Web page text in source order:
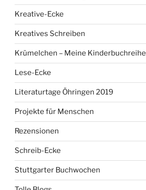
Kreative-Ecke
Kreatives Schreiben
Krümelchen – Meine Kinderbuchreihe
Lese-Ecke
Literaturtage Öhringen 2019
Projekte für Menschen
Rezensionen
Schreib-Ecke
Stuttgarter Buchwochen